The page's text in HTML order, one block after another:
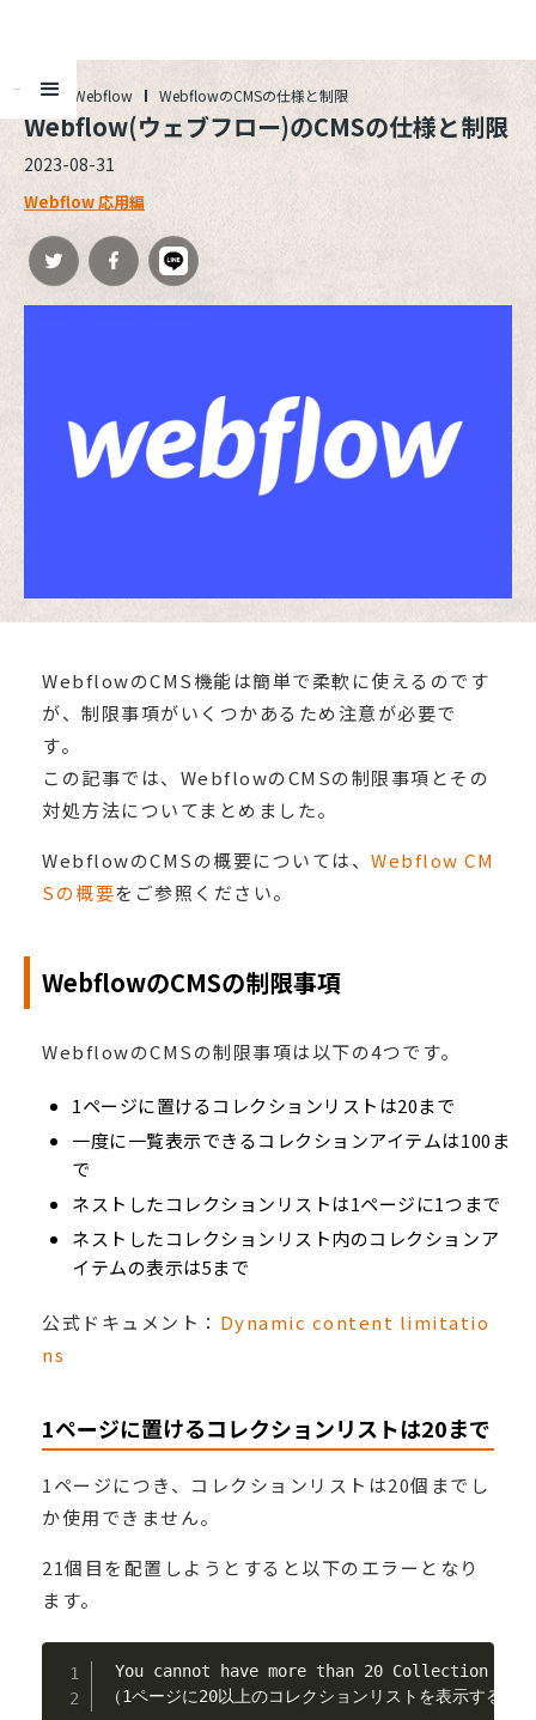
ALL Webflow WebflowのCMSの仕様と制限
Webflow(ウェブフロー)のCMSの仕様と制限
2023-08-31
Webflow 応用編
WebflowのCMS機能は簡単で柔軟に使えるのです
が、制限事項がいくつかあるため注意が必要で
す。
この記事では、WebflowのCMSの制限事項とその
対処方法についてまとめました。
WebflowのCMSの概要については、 Webflow CM
Sの概要をご参照ください。
WebflowのCMSの制限事項
WebflowのCMSの制限事項は以下の4つです。
1ページに置けるコレクションリストは20まで
一度に一覧表示できるコレクションアイテムは100ま
で
ネストしたコレクションリストは1ページに1つまで
ネストしたコレクションリスト内のコレクションア
イテムの表示は5まで
公式ドキュメント： Dynamic content limitatio
ns
1ページに置けるコレクションリストは20まで
1ページにつき、コレクションリストは20個までし
か使用できません。
21個目を配置しようとすると以下のエラーとなり
ます。
You cannot have more than 20 Collection
（1ページに20以上のコレクションリストを表示するこ